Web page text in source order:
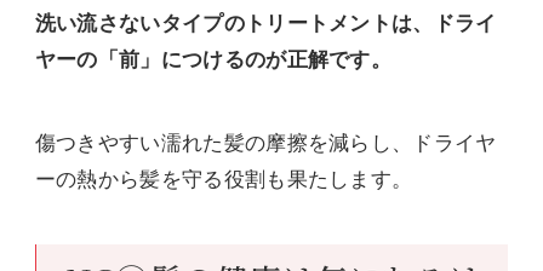
洗い流さないタイプのトリートメントは、ドライ
ヤーの「前」につけるのが正解です。
傷つきやすい濡れた髪の摩擦を減らし、ドライヤ
ーの熱から髪を守る役割も果たします。